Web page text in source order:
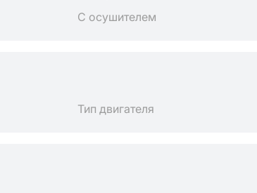
С осушителем
Тип двигателя